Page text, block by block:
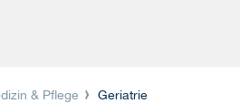
& Pflege Geriatrie